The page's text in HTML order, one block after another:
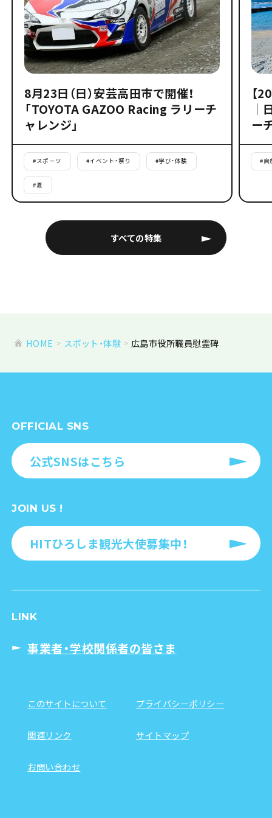
すべての特集
8月23日（日）安芸高田市で開催！
「TOYOTA GAZOO Racing ラリーチ
ャレンジ」
#スポーツ #イベント・祭り #学び・体験
#夏
【
｜
ー
#自
HOME スポット・体験 広島市役所職員慰霊碑
OFFICIAL SNS
公式SNSはこちら
JOIN US !
HITひろしま観光大使募集中！
LINK
事業者・学校関係者の皆さま
このサイトについて プライバシーポリシー
関連リンク サイトマップ
お問い合わせ